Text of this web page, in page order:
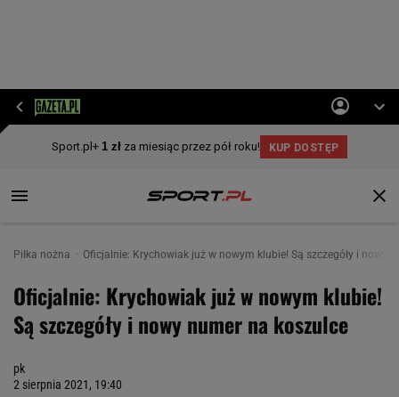
Piłka nożna Oficjalnie: Krychowiak już w nowym klubie! Są szczegóły i nowy
Oficjalnie: Krychowiak już w nowym klubie!
Są szczegóły i nowy numer na koszulce
pk
2 sierpnia 2021, 19:40